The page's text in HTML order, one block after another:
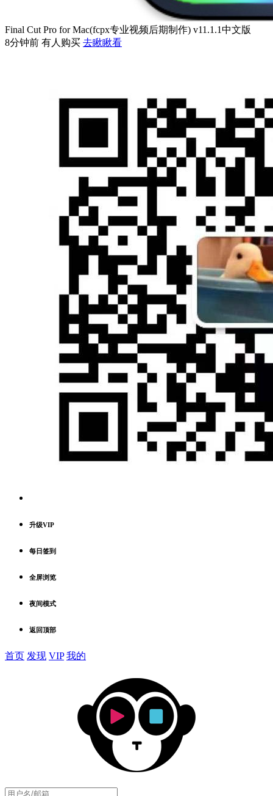
Final Cut Pro for Mac(fcpx专业视频后期制作) v11.1.1中文版
8分钟前 有人购买 去瞅瞅看
升级VIP
每日签到
全屏浏览
夜间模式
返回顶部
首页 发现 VIP 我的